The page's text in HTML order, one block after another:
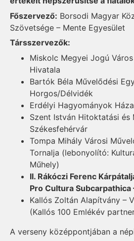
Főszervező: Borsodi Magyar
Szövetsége – Mente Egyesület
Társszervezők:
Miskolc Megyei Jogú
Hivatala
Bartók Béla Művelődési
Horgos/Délvidék
Erdélyi Hagyományok
Szent István Hitoktatási és
Székesfehérvár
Tompa Mihály Városi
Tornalja (lebonyolító:
Műhely)
II. Rákóczi Ferenc
Pro Cultura Subcarpathica
Kallós Zoltán Alapítvány –
(Kallós 100 Emlékév
A verseny középpontjában a